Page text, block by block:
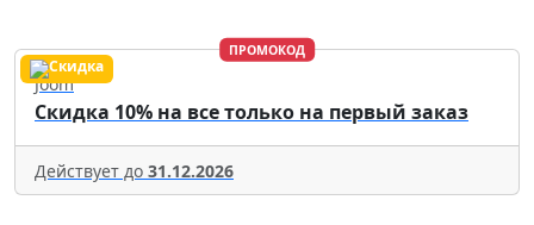
ПРОМОКОД
Joom
Скидка 10% на все только на первый заказ
Действует до 31.12.2026